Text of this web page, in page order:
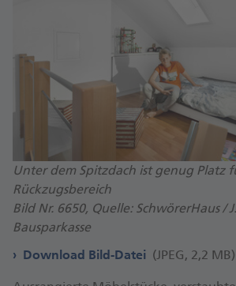
Unter dem Spitzdach ist genug Platz
Rückzugsbereich
Bild Nr. 6650, Quelle: SchwörerHaus /
Bausparkasse
Download Bild-Datei (JPEG, 2,2 MB)